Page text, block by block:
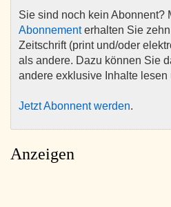
Sie sind noch kein Abonnent?
Abonnementerhalten Sie
Zeitschrift (print und/oder
als andere. Dazu können Sie
andere exklusive Inhalte lesen
Jetzt Abonnent werden.
Anzeigen